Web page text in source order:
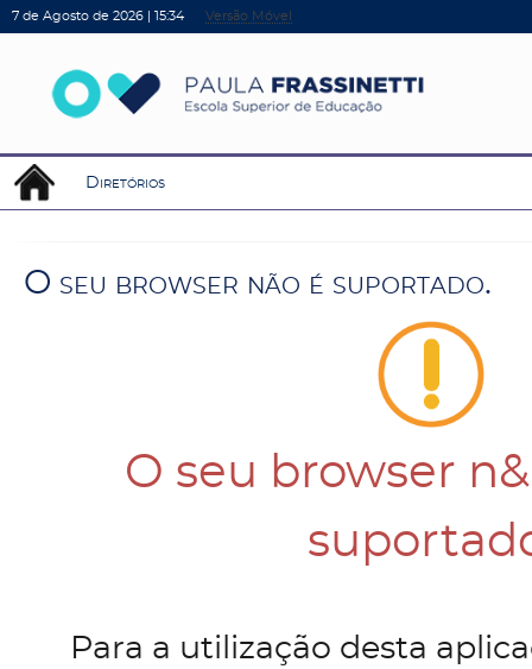
7 de Agosto de 2026 | 15:34 Versão Móvel
Diretórios
O seu browser não é suportado.
O seu browser
Para a utilização desta